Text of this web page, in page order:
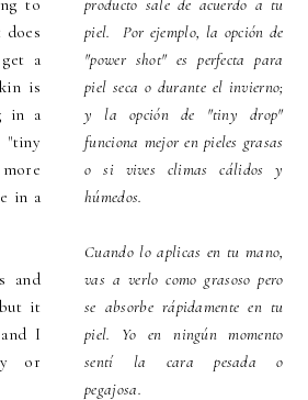
to
does
a
is
in a
in a
and
it
I
or
producto sale de acuerdo a tu
piel. Por ejemplo, la opción de
"power shot" es perfecta para
piel seca o durante el invierno;
y la opción de "tiny drop"
funciona mejor en pieles grasas
o si vives climas cálidos y
húmedos.
Cuando lo aplicas en tu mano,
vas a verlo como grasoso pero
se absorbe rápidamente en tu
piel. Yo en ningún momento
sentí la cara pesada o
pegajosa.